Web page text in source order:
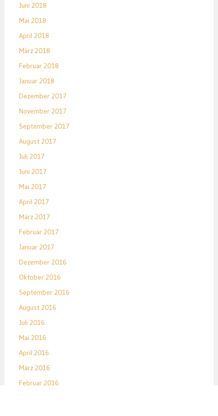
Juni 2018
Mai 2018
April 2018
März 2018
Februar 2018
Januar 2018
Dezember 2017
November 2017
September 2017
August 2017
Juli 2017
Juni 2017
Mai 2017
April 2017
März 2017
Februar 2017
Januar 2017
Dezember 2016
Oktober 2016
September 2016
August 2016
Juli 2016
Mai 2016
April 2016
März 2016
Februar 2016